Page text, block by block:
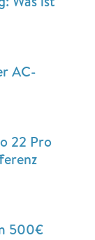
AC-
22 Pro
500€